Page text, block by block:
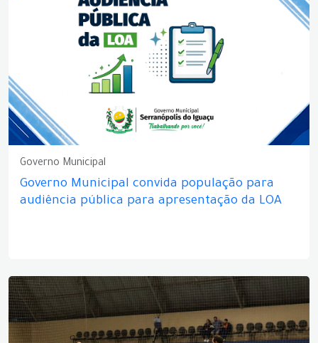
Governo Municipal
Governo Municipal convida população para
audiência pública para apresentação da LOA